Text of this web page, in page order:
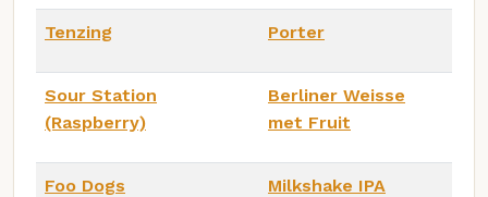
Tenzing Porter
Sour Station
(Raspberry)
Berliner Weisse
met Fruit
Foo Dogs Milkshake IPA